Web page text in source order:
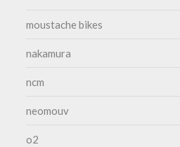
moustache bikes
nakamura
ncm
neomouv
o2